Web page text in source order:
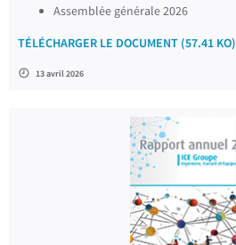
Assemblée générale 2026
TÉLÉCHARGER LE DOCUMENT (57.41 KO)
13 avril 2026